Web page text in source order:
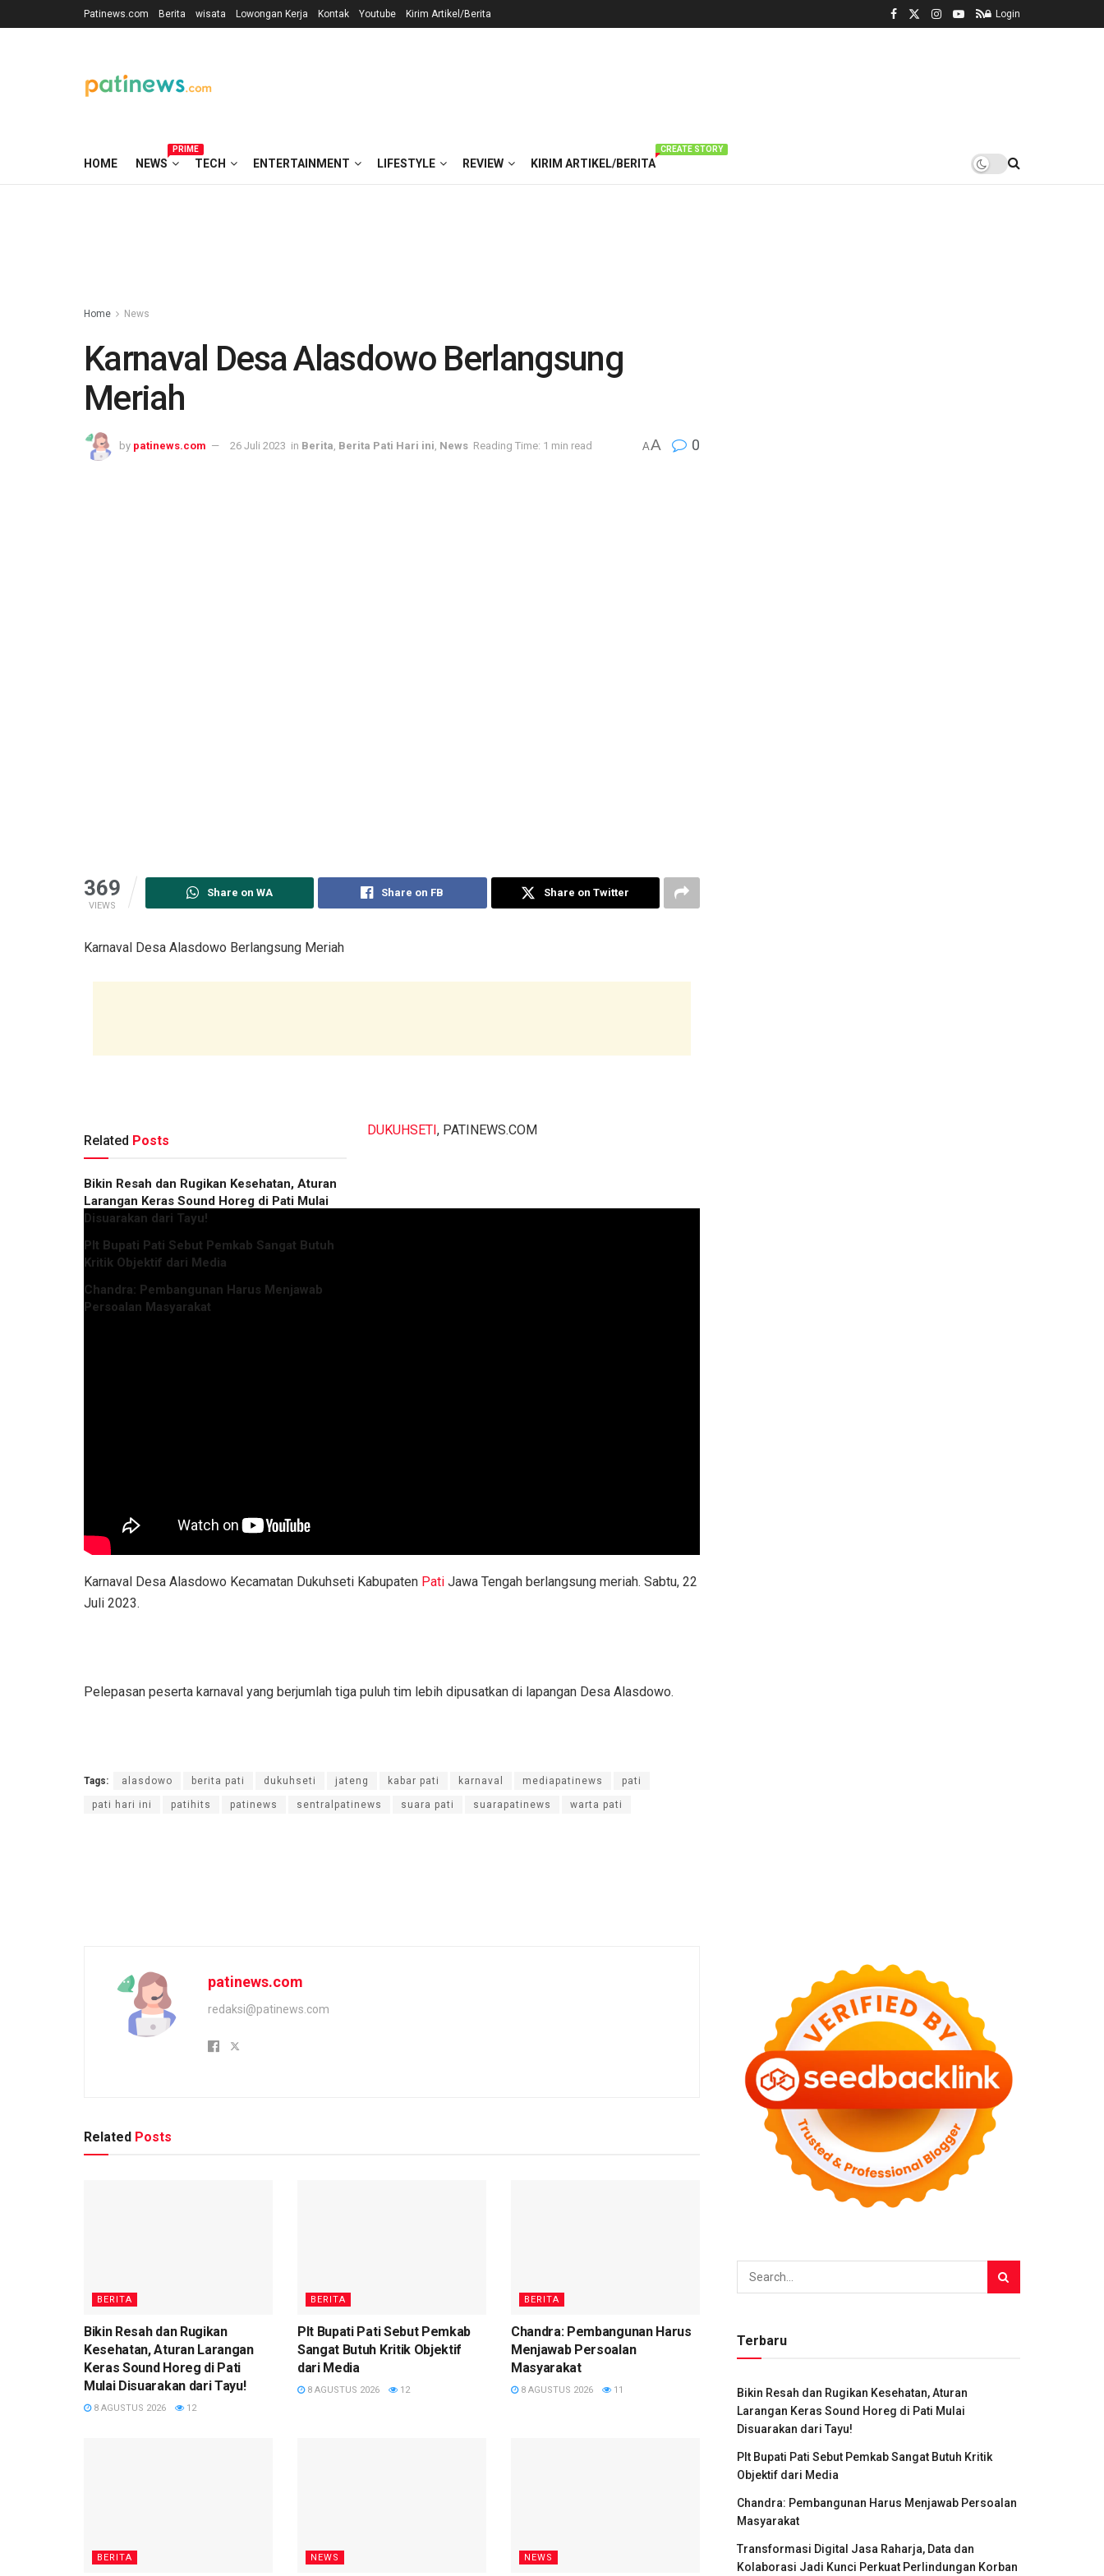
Patinews.com Berita wisata Lowongan Kerja Kontak Youtube Kirim Artikel/Berita Login
HOME NEWS
PRIME
TECH ENTERTAINMENT LIFESTYLE REVIEW KIRIM ARTIKEL/BERITA
CREATE STORY
Home News
Karnaval Desa Alasdowo Berlangsung
Meriah
by patinews.com 26 Juli 2023 in Berita Berita Pati Hari ini News Reading Time: 1 min read AA 0
369
VIEWS
Share on WA Share on FB Share on Twitter
Karnaval Desa Alasdowo Berlangsung Meriah
Related Posts
Bikin Resah dan Rugikan Kesehatan, Aturan
Larangan Keras Sound Horeg di Pati Mulai
Disuarakan dari Tayu!
Plt Bupati Pati Sebut Pemkab Sangat Butuh
Kritik Objektif dari Media
Chandra: Pembangunan Harus Menjawab
Persoalan Masyarakat
DUKUHSETI, PATINEWS.COM
Karnaval Desa Alasdowo Kecamatan Dukuhseti Kabupaten Pati Jawa Tengah berlangsung meriah. Sabtu, 22
Juli 2023.
Pelepasan peserta karnaval yang berjumlah tiga puluh tim lebih dipusatkan di lapangan Desa Alasdowo.
Tags: alasdowo berita pati dukuhseti jateng kabar pati karnaval mediapatinews pati
pati hari ini patihits patinews sentralpatinews suara pati suarapatinews warta pati
patinews.com
redaksi@patinews.com
Related Posts
BERITA
Bikin Resah dan Rugikan
Kesehatan, Aturan Larangan
Keras Sound Horeg di Pati
Mulai Disuarakan dari Tayu!
8 AGUSTUS 2026 12
BERITA
Plt Bupati Pati Sebut Pemkab
Sangat Butuh Kritik Objektif
dari Media
8 AGUSTUS 2026 12
BERITA
Chandra: Pembangunan Harus
Menjawab Persoalan
Masyarakat
8 AGUSTUS 2026 11
BERITA NEWS NEWS
Terbaru
Bikin Resah dan Rugikan Kesehatan, Aturan
Larangan Keras Sound Horeg di Pati Mulai
Disuarakan dari Tayu!
Plt Bupati Pati Sebut Pemkab Sangat Butuh Kritik
Objektif dari Media
Chandra: Pembangunan Harus Menjawab Persoalan
Masyarakat
Transformasi Digital Jasa Raharja, Data dan
Kolaborasi Jadi Kunci Perkuat Perlindungan Korban